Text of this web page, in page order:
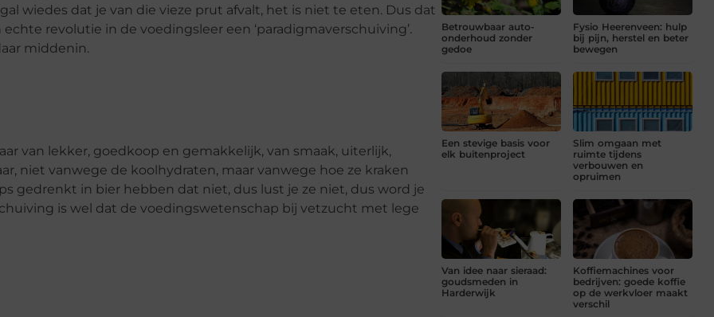
wiedes dat je van die vieze prut afvalt, het is niet te eten. Dus dat
revolutie in de voedingsleer een ‘paradigmaverschuiving’.
middenin.
van lekker, goedkoop en gemakkelijk, van smaak, uiterlijk,
niet vanwege de koolhydraten, maar vanwege hoe ze kraken
gedrenkt in bier hebben dat niet, dus lust je ze niet, dus word je
is wel dat de voedingswetenschap bij vetzucht met lege
Betrouwbaar auto-
onderhoud zonder
gedoe
Fysio Heerenveen: hulp
bij pijn, herstel en beter
bewegen
Een stevige basis voor
elk buitenproject
Slim omgaan met
ruimte tijdens
verbouwen en
opruimen
Van idee naar sieraad:
goudsmeden in
Harderwijk
Koffiemachines voor
bedrijven: goede koffie
op de werkvloer maakt
verschil